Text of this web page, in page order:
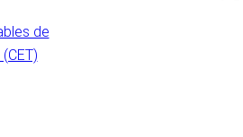
de